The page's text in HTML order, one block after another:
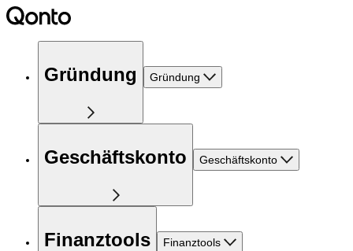
Gründung Gründung
Geschäftskonto Geschäftskonto
Finanztools Finanztools